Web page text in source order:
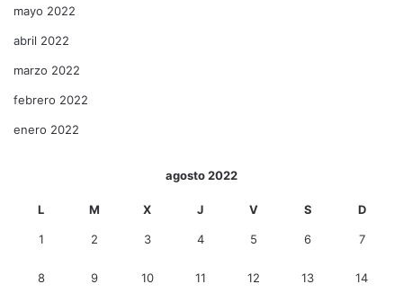
mayo 2022
abril 2022
marzo 2022
febrero 2022
enero 2022
agosto 2022
L M X J V S D
1 2 3 4 5 6 7
8 9 10 11 12 13 14